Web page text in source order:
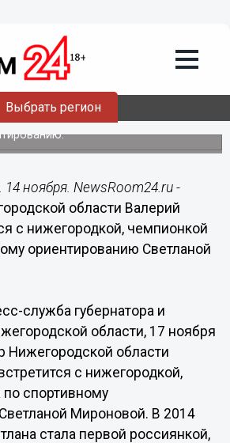
Выбрать регион
Светланой
Валерий
Светлана Миронова стала первой
чемпионат мира по
ноября. NewsRoom24.ru -
области Валерий
с нижегородкой, чемпионкой
ориентированию Светланой
служба губернатора и
области, 17 ноября
Нижегородской области
с нижегородкой,
спортивному
Мироновой. В 2014
стала первой россиянкой,